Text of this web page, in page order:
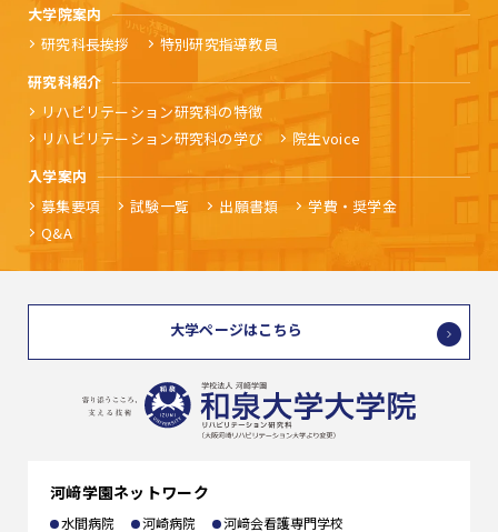
大学院案内
研究科長挨拶
特別研究指導教員
研究科紹介
リハビリテーション研究科の特徴
リハビリテーション研究科の学び
院生voice
入学案内
募集要項
試験一覧 出願書類
学費・奨学金
Q&A
大学ページはこちら
河﨑学園ネットワーク
水間病院 河崎病院 河﨑会看護専門学校